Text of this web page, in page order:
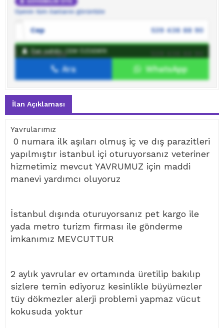
Üyenin tüm ilanlarını görüntüle
Cep 539 436 88 90
WhatsApp
İlan sahibine mesaj gönder
İlan sahibi: CEM ÖZDEMİR
Ara WhatsApp
İlan Açıklaması
Yavrularımız
0 numara ilk aşıları olmuş iç ve dış parazitleri
yapılmıştır istanbul içi oturuyorsanız veteriner
hizmetimiz mevcut YAVRUMUZ için maddi
manevi yardımcı oluyoruz
İstanbul dışında oturuyorsanız pet kargo ile
yada metro turizm firması ile gönderme
imkanımız MEVCUTTUR
2 aylık yavrular ev ortamında üretilip bakılıp
sizlere temin ediyoruz kesinlikle büyümezler
tüy dökmezler alerji problemi yapmaz vücut
kokusuda yoktur